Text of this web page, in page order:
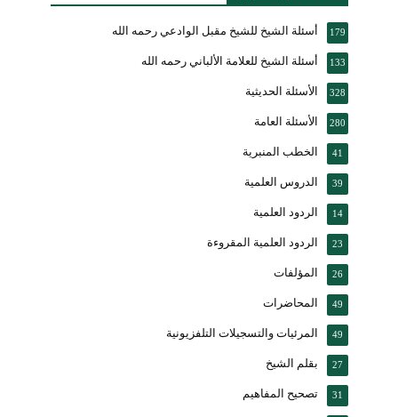
أسئلة الشيخ للشيخ مقبل الوادعي رحمه الله 179
أسئلة الشيخ للعلامة الألباني رحمه الله 133
الأسئلة الحديثية 328
الأسئلة العامة 280
الخطب المنبرية 41
الدروس العلمية 39
الردود العلمية 14
الردود العلمية المقروءة 23
المؤلفات 26
المحاضرات 49
المرئيات والتسجيلات التلفزيونية 49
بقلم الشيخ 27
تصحيح المفاهيم 31